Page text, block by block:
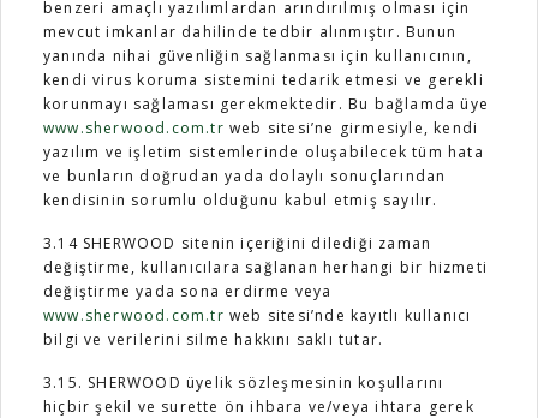
benzeri amaçlı yazılımlardan arındırılmış olması için
mevcut imkanlar dahilinde tedbir alınmıştır. Bunun
yanında nihai güvenliğin sağlanması için kullanıcının,
kendi virus koruma sistemini tedarik etmesi ve gerekli
korunmayı sağlaması gerekmektedir. Bu bağlamda üye
www.sherwood.com.tr web sitesi’ne girmesiyle, kendi
yazılım ve işletim sistemlerinde oluşabilecek tüm hata
ve bunların doğrudan yada dolaylı sonuçlarından
kendisinin sorumlu olduğunu kabul etmiş sayılır.
3.14 SHERWOOD sitenin içeriğini dilediği zaman
değiştirme, kullanıcılara sağlanan herhangi bir hizmeti
değiştirme yada sona erdirme veya
www.sherwood.com.tr web sitesi’nde kayıtlı kullanıcı
bilgi ve verilerini silme hakkını saklı tutar.
3.15. SHERWOOD üyelik sözleşmesinin koşullarını
hiçbir şekil ve surette ön ihbara ve/veya ihtara gerek